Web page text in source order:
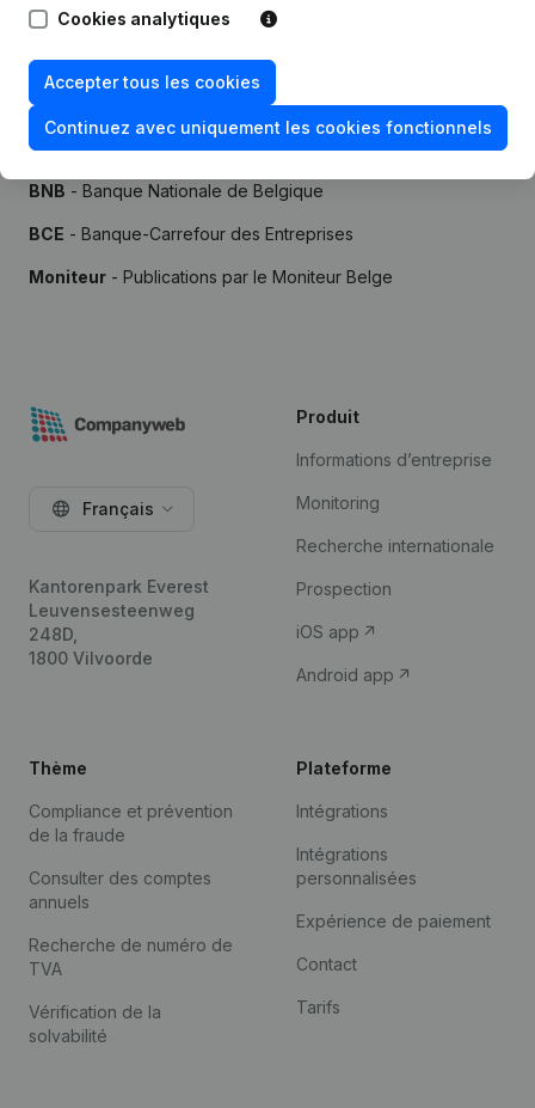
Sources
BNB - Banque Nationale de Belgique
BCE - Banque-Carrefour des Entreprises
Moniteur - Publications par le Moniteur Belge
Cookies analytiques
Accepter tous les cookies
Continuez avec uniquement les cookies fonctionnels
Français
Kantorenpark Everest
Leuvensesteenweg
248D,
1800 Vilvoorde
Produit
Informations d’entreprise
Monitoring
Recherche internationale
Prospection
iOS app
Android app
Thème
Compliance et prévention
de la fraude
Consulter des comptes
annuels
Recherche de numéro de
TVA
Vérification de la
solvabilité
Plateforme
Intégrations
Intégrations
personnalisées
Expérience de paiement
Contact
Tarifs